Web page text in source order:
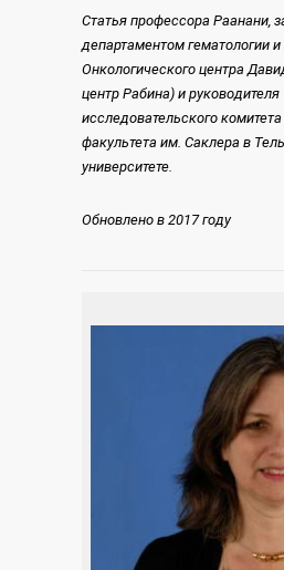
Статья профессора Раанани,
департаментом гематологии
Онкологического центра
центр Рабина) и руководителя
исследовательского
факультета им. Саклера в
университете.
Обновлено в 2017 году